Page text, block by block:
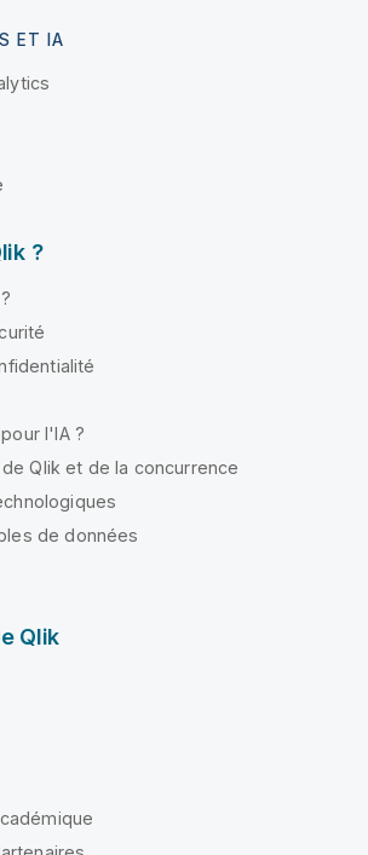
ET IA
?
l'IA ?
Qlik et de la concurrence
de données
Qlik